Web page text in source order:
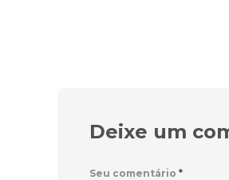
Deixe um
Seu comentário *